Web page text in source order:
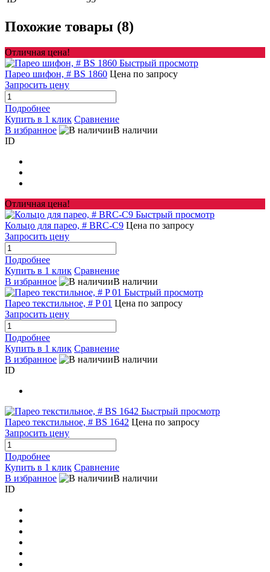
Похожие товары (8)
Отличная цена!
Быстрый просмотр
Парео шифон, # BS 1860 Цена по запросу
Запросить цену
Подробнее
Купить в 1 клик Сравнение
В избранное
В наличии
ID
Отличная цена!
Быстрый просмотр
Кольцо для парео, # BRC-C9 Цена по запросу
Запросить цену
Подробнее
Купить в 1 клик Сравнение
В избранное
В наличии
Быстрый просмотр
Парео текстильное, # P 01 Цена по запросу
Запросить цену
Подробнее
Купить в 1 клик Сравнение
В избранное
В наличии
ID
Быстрый просмотр
Парео текстильное, # BS 1642 Цена по запросу
Запросить цену
Подробнее
Купить в 1 клик Сравнение
В избранное
В наличии
ID